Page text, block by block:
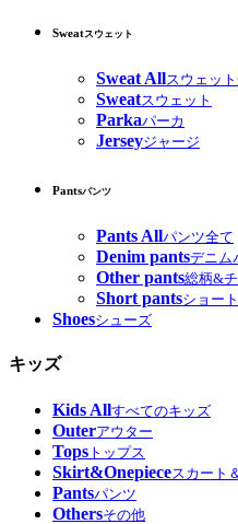
Sweatスウェット
Sweat Allスウェッ
Sweatスウェット
Parkaパーカ
Jerseyジャージ
Pantsパンツ
Pants Allパンツ全て
Denim pantsデニム
Other pants総柄&
Short pantsショー
Shoesシューズ
キッズ
Kids Allすべてのキッズ
Outerアウター
Tops トップス
Skirt&Onepieceスカート
Pantsパンツ
Othersその他